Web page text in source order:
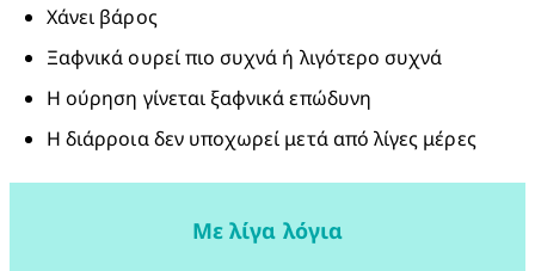
Χάνει βάρος
Ξαφνικά ουρεί πιο συχνά ή λιγότερο συχνά
Η ούρηση γίνεται ξαφνικά επώδυνη
Η διάρροια δεν υποχωρεί μετά από λίγες μέρες
Με λίγα λόγια